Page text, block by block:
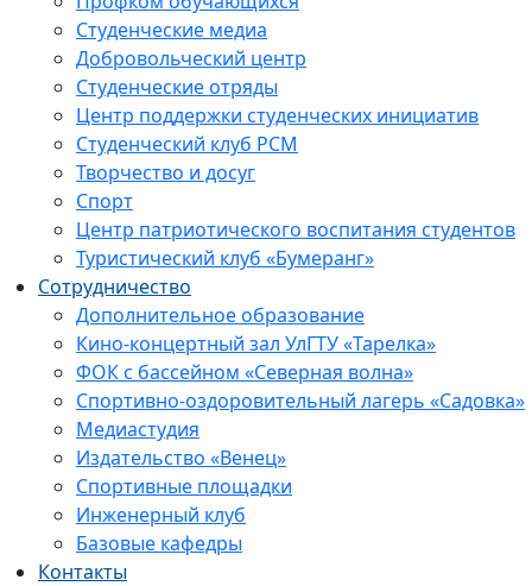
Студенческие медиа
Добровольческий центр
Студенческие отряды
Центр поддержки студенческих инициатив
Студенческий клуб РСМ
Творчество и досуг
Спорт
Центр патриотического воспитания студентов
Туристический клуб «Бумеранг»
Сотрудничество
Дополнительное образование
Кино-концертный зал УлГТУ «Тарелка»
ФОК с бассейном «Северная волна»
Спортивно-оздоровительный лагерь «Садовка»
Медиастудия
Издательство «Венец»
Спортивные площадки
Инженерный клуб
Базовые кафедры
Контакты